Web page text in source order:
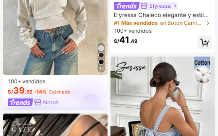
12
100+ vendidos
S/39.55 -14% Estimado
Aloruh
Elyressa
Elyressa Chaleco elegante y estilos
o de verano francés tejido para dam
a
#1 Más vendidos
en Botón Camisetas sin mangas frescas
100+ vendidos
S/41 .49